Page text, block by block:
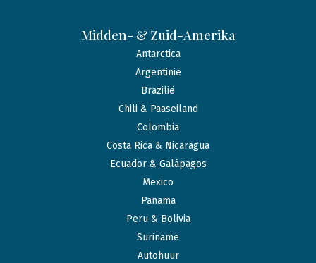
Midden- & Zuid-Amerika
Antarctica
Argentinië
Brazilië
Chili & Paaseiland
Colombia
Costa Rica & Nicaragua
Ecuador & Galápagos
Mexico
Panama
Peru & Bolivia
Suriname
Autohuur